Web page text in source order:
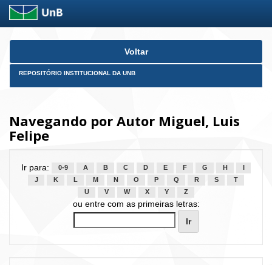
Skip
Voltar
REPOSITÓRIO INSTITUCIONAL DA UNB
Navegando por Autor Miguel, Luis
Felipe
Ir para: 0-9 A B C D E F G H
J
K L M N O P Q R S
T
U
V W X Y Z
ou entre com as primeiras letras: